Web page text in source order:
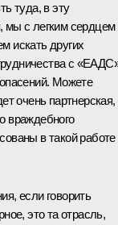
туда, в эту
мы с легким сердцем
искать других
с
Можете
очень партнерская,
враждебного
в такой работе
если говорить
это та отрасль,